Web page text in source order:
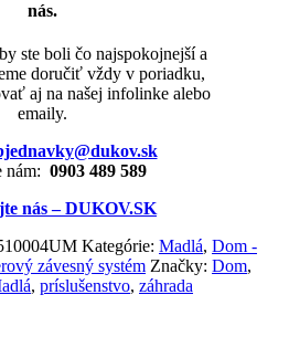
nás.
ste boli čo najspokojnejší a
doručiť vždy v poriadku,
aj na našej infolinke alebo
emaily.
nám: 0903 489 589
nás – DUKOV.SK
Kategórie: Madlá, Dom -
závesný systém Značky: Dom,
, príslušenstvo, záhrada